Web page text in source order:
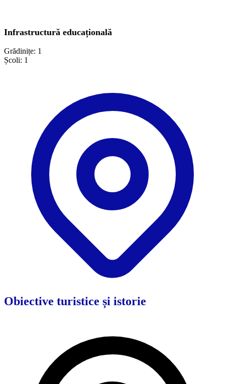
Infrastructură educațională
Grădinițe: 1
Școli: 1
Obiective turistice și istorie